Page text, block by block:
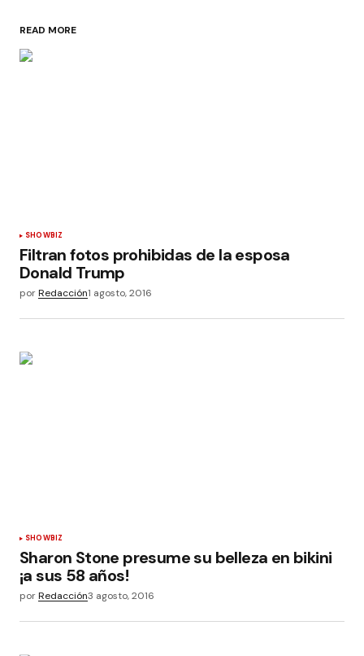
READ MORE
SHOWBIZ
Filtran fotos prohibidas de la esposa
Donald Trump
porRedacción1 agosto, 2016
SHOWBIZ
Sharon Stone presume su belleza en bikini
¡a sus 58 años!
porRedacción3 agosto, 2016